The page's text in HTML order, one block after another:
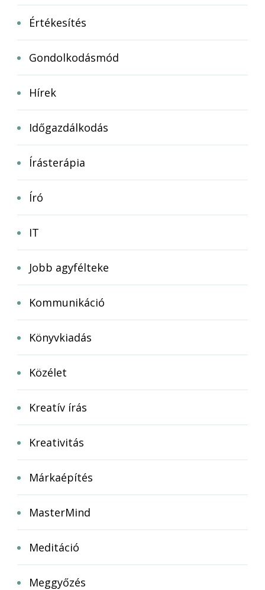
Értékesítés
Gondolkodásmód
Hírek
Időgazdálkodás
Írásterápia
Író
IT
Jobb agyfélteke
Kommunikáció
Könyvkiadás
Közélet
Kreatív írás
Kreativitás
Márkaépítés
MasterMind
Meditáció
Meggyőzés